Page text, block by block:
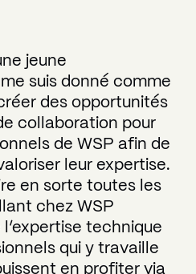
jeune
suis donné comme
des opportunités
collaboration pour
de WSP afin de
leur expertise.
en sorte toutes les
chez WSP
technique
qui y travaille
en profiter via